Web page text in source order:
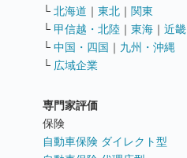
└ 北海道 ｜ 東北 ｜ 関東
└ 甲信越・北陸 ｜ 東海 ｜ 近畿
└ 中国・四国 ｜ 九州・沖縄
└ 広域企業
専門家評価
保険
自動車保険 ダイレクト型